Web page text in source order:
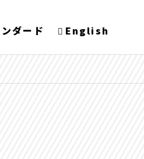
ダード English